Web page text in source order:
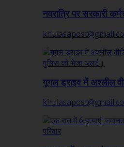
नवरात्रि पर सरकारी
गूगल ड्राइव में अश्लील